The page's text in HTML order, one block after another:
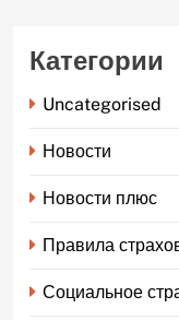
Категории
Uncategorised
Новости
Новости плюс
Правила
Социальное